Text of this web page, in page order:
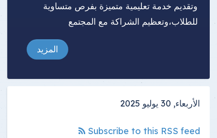
وتقديم خدمة تعليمية متميزة بفرص متساوية
للطلاب،وتعظيم الشراكة مع المجتمع
المزيد
الأربعاء, 30 يوليو 2025
Subscribe to this RSS feed